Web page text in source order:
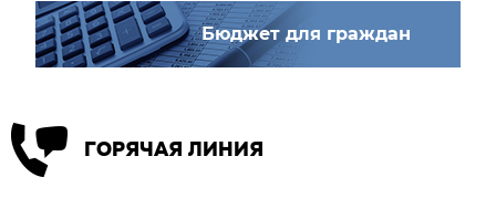
Бюджет для граждан
ГОРЯЧАЯ ЛИНИЯ